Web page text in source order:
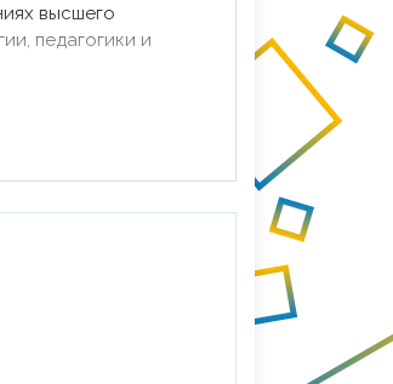
высшего
педагогики и